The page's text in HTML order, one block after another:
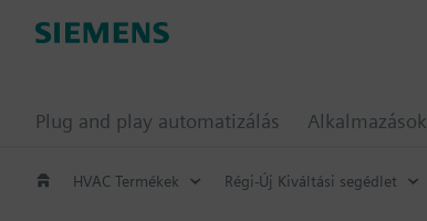
Plug and play automatizálás Alkalmazások
HVAC Termékek Régi-Új Kiváltási segédlet